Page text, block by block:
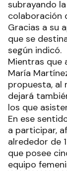
subrayando
colaboración
Gracias a su
que se
según indicó.
Mientras que
María
propuesta, al
dejará
los que
En ese
a participar,
alrededor de
que posee
equipo